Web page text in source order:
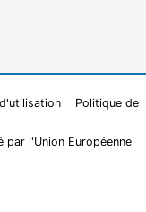
Politique de
l'Union Européenne